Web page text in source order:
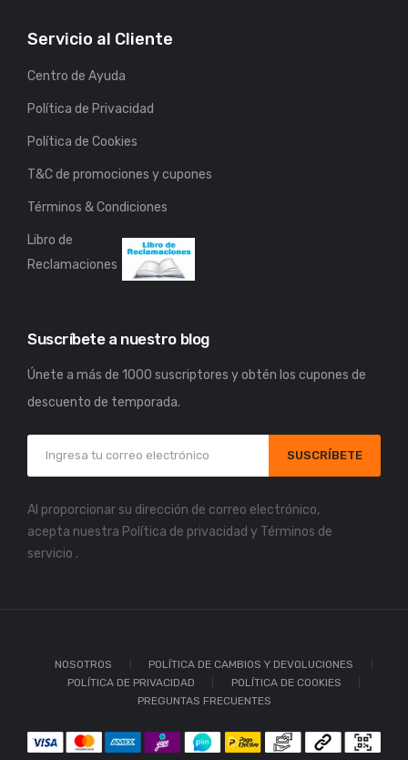
Servicio al Cliente
Centro de Ayuda
Política de Privacidad
Política de Cookies
T&C de promociones y cupones
Términos & Condiciones
Libro de
Reclamaciones
Suscríbete a nuestro blog
Únete a más de 1000 suscriptores y obtén los cupones de
descuento de temporada.
SUSCRÍBETE
Al proporcionar su dirección de correo electrónico,
acepta nuestra Política de privacidad y Términos de
servicio .
NOSOTROS
POLÍTICA DE CAMBIOS Y DEVOLUCIONES
POLÍTICA DE PRIVACIDAD
POLÍTICA DE COOKIES
PREGUNTAS FRECUENTES